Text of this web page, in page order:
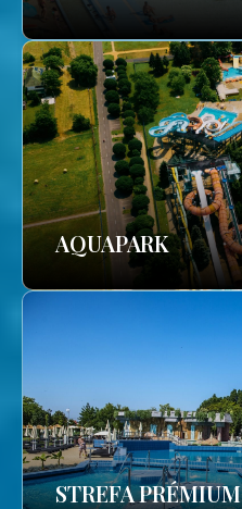
AQUAPARK
STREFA PRÉMIUM